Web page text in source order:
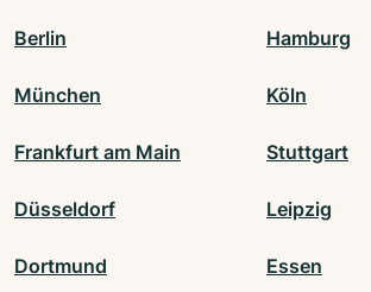
Berlin Hamburg
München Köln
Frankfurt am Main Stuttgart
Düsseldorf Leipzig
Dortmund Essen